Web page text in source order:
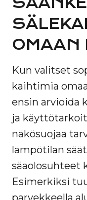
OMAAN
Kun valitset
kaihtimia
ensin arvioida
ja
näkösuojaa
lämpötilan
sääolosuhteet
Esimerkiksi
parvekkeella